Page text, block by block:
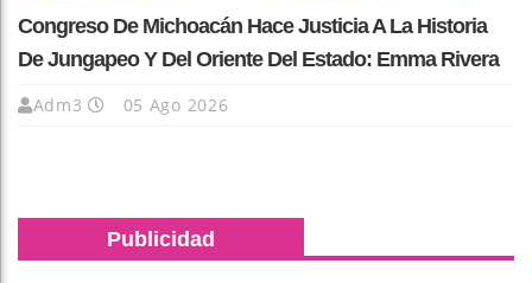
Congreso De Michoacán Hace Justicia A La Historia
De Jungapeo Y Del Oriente Del Estado: Emma Rivera
Adm3 05 Ago 2026
Publicidad